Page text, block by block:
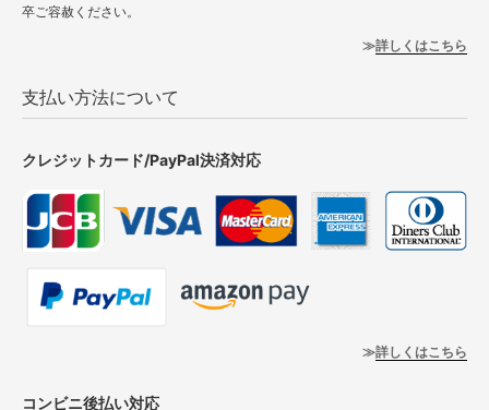
卒ご容赦ください。
詳しくはこちら
支払い方法について
クレジットカード/PayPal決済対応
詳しくはこちら
コンビニ後払い対応